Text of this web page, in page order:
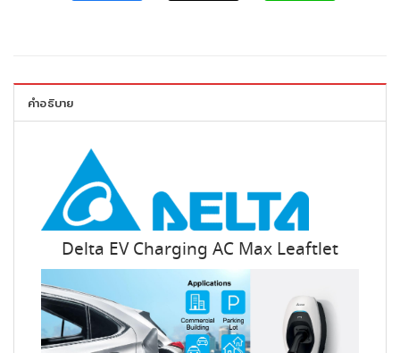
คำอธิบาย
Delta EV Charging AC Max Leaftlet